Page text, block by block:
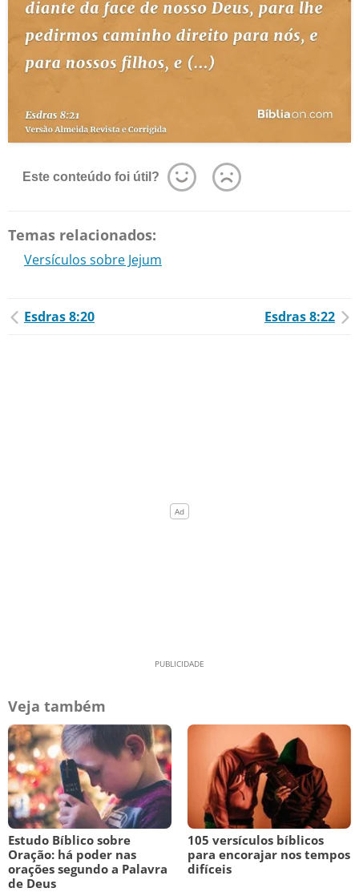
Este conteúdo foi útil?
Temas relacionados:
Versículos sobre Jejum
Esdras 8:20 Esdras 8:22
Veja também
Estudo Bíblico sobre
Oração: há poder nas
orações segundo a Palavra
de Deus
105 versículos bíblicos
para encorajar nos tempos
difíceis